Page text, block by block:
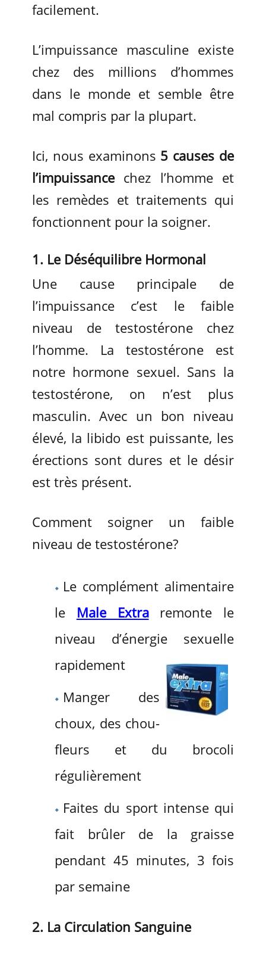
facilement.
L’impuissance masculine existe
chez des millions d’hommes
dans le monde et semble être
mal compris par la plupart.
Ici, nous examinons 5 causes de
l’impuissance chez l’homme et
les remèdes et traitements qui
fonctionnent pour la soigner.
1. Le Déséquilibre Hormonal
Une cause principale de
l’impuissance c’est le faible
niveau de testostérone chez
l’homme. La testostérone est
notre hormone sexuel. Sans la
testostérone, on n’est plus
masculin. Avec un bon niveau
élevé, la libido est puissante, les
érections sont dures et le désir
est très présent.
Comment soigner un faible
niveau de testostérone?
Le complément alimentaire
le Male Extra
remonte le
niveau d’énergie sexuelle
rapidement
Manger des
choux, des chou-
fleurs et du brocoli
régulièrement
Faites du sport intense qui
fait brûler de la graisse
pendant 45 minutes, 3 fois
par semaine
2. La Circulation Sanguine